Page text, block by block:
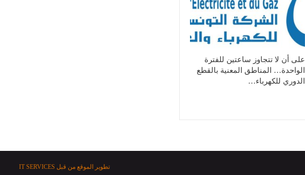
على أن لا تتجاوز ساعتين للفترة
الواحدة… المناطق المعنية بالقطع
الدوري للكهرباء…
تطوير الموقع من قبل IT SERVICES